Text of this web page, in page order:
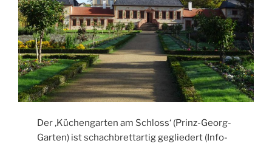
Der ‚Küchengarten am Schloss‘ (Prinz-Georg-
Garten) ist schachbrettartig gegliedert (Info-